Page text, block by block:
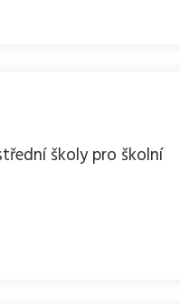
školy pro školní